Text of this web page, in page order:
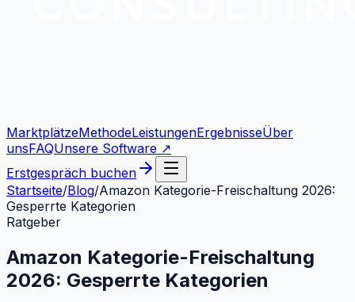
MarktplätzeMethodeLeistungenErgebnisseÜber
unsFAQUnsere Software ↗
Erstgespräch buchen
Startseite/Blog/Amazon Kategorie-Freischaltung 2026:
Gesperrte Kategorien
Ratgeber
Amazon Kategorie-Freischaltung
2026: Gesperrte Kategorien